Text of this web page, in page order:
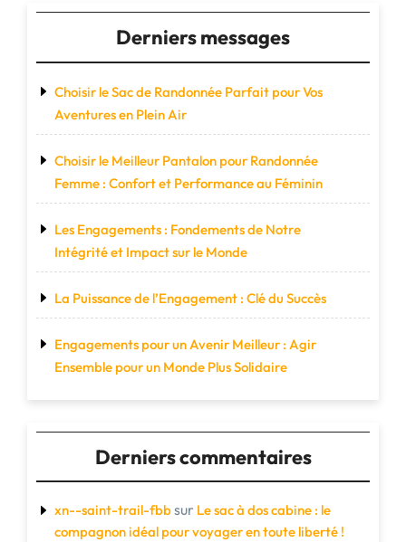
Derniers messages
Choisir le Sac de Randonnée Parfait pour Vos
Aventures en Plein Air
Choisir le Meilleur Pantalon pour Randonnée
Femme : Confort et Performance au Féminin
Les Engagements : Fondements de Notre
Intégrité et Impact sur le Monde
La Puissance de l’Engagement : Clé du Succès
Engagements pour un Avenir Meilleur : Agir
Ensemble pour un Monde Plus Solidaire
Derniers commentaires
xn--saint-trail-fbbsur Le sac à dos cabine : le
compagnon idéal pour voyager en toute liberté !